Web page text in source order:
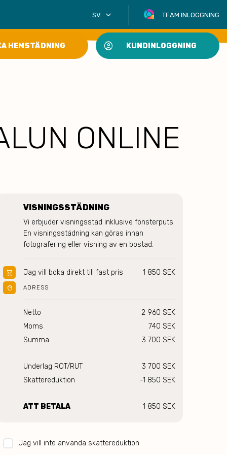
SV keyboard_arrow_down TEAM INLOGGNING
HEMSTÄDNING account_circle KUNDINLOGGNING
ONLINE
VISNINGSSTÄDNING
Vi erbjuder visningsstäd inklusive fönsterputs.
En visningsstädning kan göras innan
fotografering eller visning av en bostad.
shopping_cart Jag vill boka direkt till fast pris 1 850 SEK
location_on ADRESS
Netto
2 960 SEK
Moms
740 SEK
Summa
3 700 SEK
Underlag ROT/RUT
3 700 SEK
Skattereduktion
-1 850 SEK
ATT BETALA 1 850 SEK
Jag vill inte använda skattereduktion